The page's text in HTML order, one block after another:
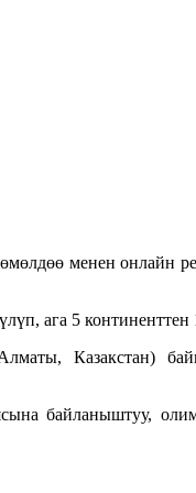
менен онлайн
ага 5
Казакстан)
байланыштуу,